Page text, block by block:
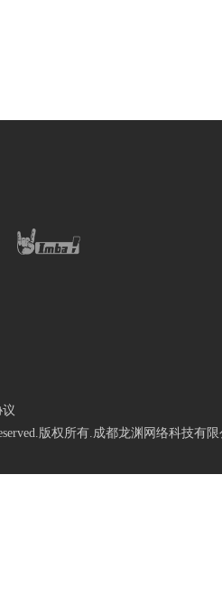
议
版权所有.成都龙渊网络科技有